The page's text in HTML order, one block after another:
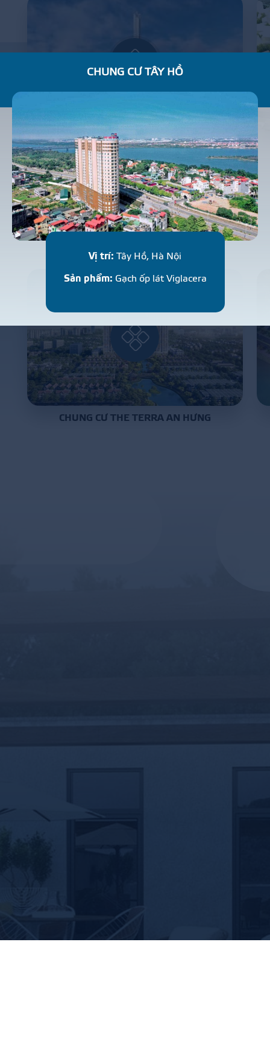
BẢO TÀNG LỊCH SỬ QUÂN SỰ VIỆT NAM
CHUNGCƯ
CHUNG CƯ THE TERRA AN HƯNG
CHUNG CƯ TÂY HỒ
Vị trí: Tây Hồ, Hà Nội
Sản phẩm: Gạch ốp lát Viglacera